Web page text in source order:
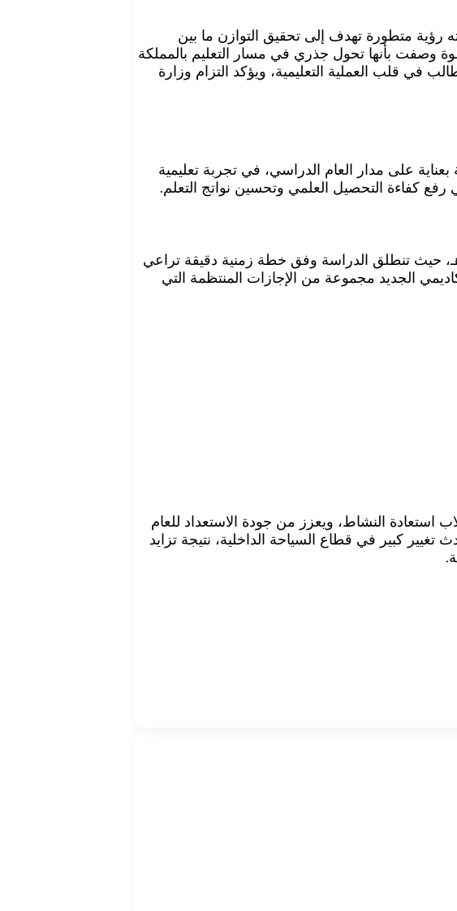
الدراسي الجديد للعام 1447هـ والذي يحمل في طياته رؤية متطورة تهدف إلى تحقيق التوازن ما بين
الطلاب النفسية والجسدية بما يتماشى مع مستهدفات رؤية السعودية 2030، في خطوة وصفت بأنها تحول جذري في مسار التعليم بالمملكة
يضع الطالب في قلب العملية التعليمية، ويؤكد التزام وزارة
الإجازات الرسمية موزعة بعناية على مدار العام الدراسي، في تجربة تعليمية
كفاءة التحصيل العلمي وتحسين نواتج التعلم.
وزارة التعليم موعد بداية العام الدراسي الجديد ليكون يوم 20 أغسطس 2026 الموافق 4 صفر 1447هـ، حيث تنطلق الدراسة وفق خطة زمنية دقيقة تراعي
الجديد مجموعة من الإجازات المنتظمة التي
بعدها فصل صيفي طويل يتيح للطلاب استعادة النشاط، ويعزز من جودة الاستعداد للعام
كبير في قطاع السياحة الداخلية، نتيجة تزايد